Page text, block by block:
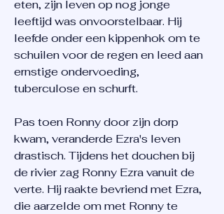
eten, zijn leven op nog jonge
leeftijd was onvoorstelbaar. Hij
leefde onder een kippenhok om te
schuilen voor de regen en leed aan
ernstige ondervoeding,
tuberculose en schurft.
Pas toen Ronny door zijn dorp
kwam, veranderde Ezra's leven
drastisch. Tijdens het douchen bij
de rivier zag Ronny Ezra vanuit de
verte. Hij raakte bevriend met Ezra,
die aarzelde om met Ronny te